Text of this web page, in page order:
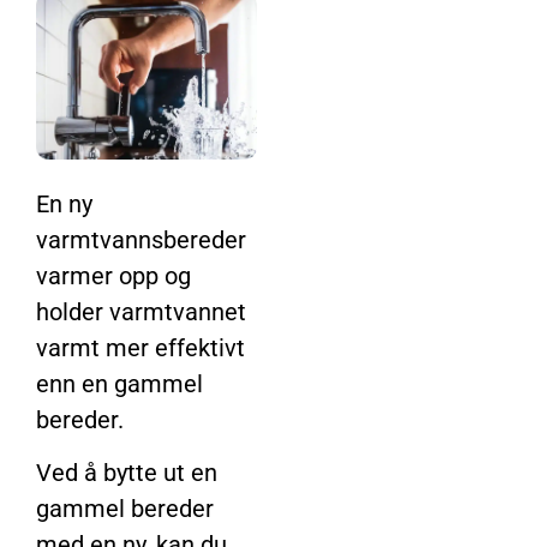
En ny
varmtvannsbereder
varmer opp og
holder varmtvannet
varmt mer effektivt
enn en gammel
bereder.
Ved å bytte ut en
gammel bereder